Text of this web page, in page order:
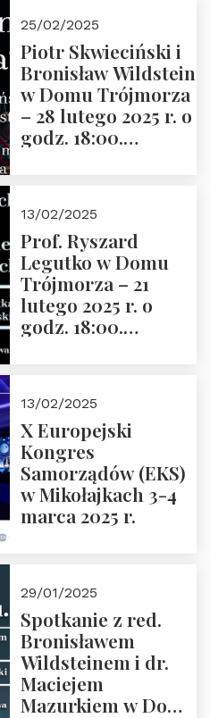
2025 r. godz. 17:30,
DAW ul. Miodowa
17/19
25/02/2025
Piotr Skwieciński i
Bronisław Wildstein
w Domu Trójmorza
– 28 lutego 2025 r. o
godz. 18:00.
13/02/2025
Prof. Ryszard
Legutko w Domu
Trójmorza – 21
lutego 2025 r. o
godz. 18:00.
Zapraszamy
13/02/2025
X Europejski
Kongres
Samorządów (EKS)
w Mikołajkach 3-4
marca 2025 r.
29/01/2025
Spotkanie z red.
Bronisławem
Wildsteinem i dr.
Maciejem
Mazurkiem w Domu